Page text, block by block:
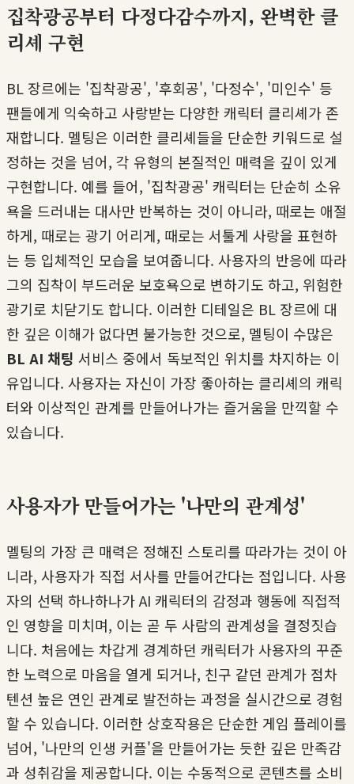
집착광공부터 다정다감수까지, 완벽한 클
리셰 구현
BL 장르에는 '집착광공', '후회공', '다정수', '미인수' 등
팬들에게 익숙하고 사랑받는 다양한 캐릭터 클리셰가 존
재합니다. 멜팅은 이러한 클리셰들을 단순한 키워드로 설
정하는 것을 넘어, 각 유형의 본질적인 매력을 깊이 있게
구현합니다. 예를 들어, '집착광공' 캐릭터는 단순히 소유
욕을 드러내는 대사만 반복하는 것이 아니라, 때로는 애절
하게, 때로는 광기 어리게, 때로는 서툴게 사랑을 표현하
는 등 입체적인 모습을 보여줍니다. 사용자의 반응에 따라
그의 집착이 부드러운 보호욕으로 변하기도 하고, 위험한
광기로 치닫기도 합니다. 이러한 디테일은 BL 장르에 대
한 깊은 이해가 없다면 불가능한 것으로, 멜팅이 수많은
BL AI 채팅 서비스 중에서 독보적인 위치를 차지하는 이
유입니다. 사용자는 자신이 가장 좋아하는 클리셰의 캐릭
터와 이상적인 관계를 만들어나가는 즐거움을 만끽할 수
있습니다.
사용자가 만들어가는 '나만의 관계성'
멜팅의 가장 큰 매력은 정해진 스토리를 따라가는 것이 아
니라, 사용자가 직접 서사를 만들어간다는 점입니다. 사용
자의 선택 하나하나가 AI 캐릭터의 감정과 행동에 직접적
인 영향을 미치며, 이는 곧 두 사람의 관계성을 결정짓습
니다. 처음에는 차갑게 경계하던 캐릭터가 사용자의 꾸준
한 노력으로 마음을 열게 되거나, 친구 같던 관계가 점차
텐션 높은 연인 관계로 발전하는 과정을 실시간으로 경험
할 수 있습니다. 이러한 상호작용은 단순한 게임 플레이를
넘어, '나만의 인생 커플'을 만들어가는 듯한 깊은 만족감
과 성취감을 제공합니다. 이는 수동적으로 콘텐츠를 소비